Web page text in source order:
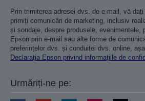
Prin trimiterea adresei dvs. de e-mail, vă
primiți comunicări de marketing, inclusiv
și sondaje, despre produsele, evenimentele,
Epson prin e-mail sau alte forme de
preferințelor dvs. și conduitei dvs. online,
Declarația Epson privind informațiile de
Urmăriți-ne pe: